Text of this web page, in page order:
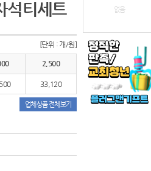
없음
석티세트
[단위 : 개/원]
2,500
33,120
업체상품 전체보기